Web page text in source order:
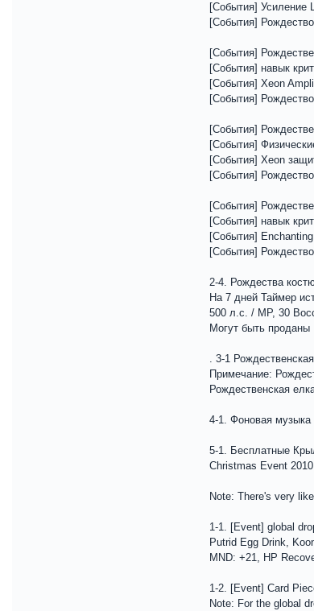
[События]
[События]
[События]
[События] навык
[События] Xeon
[События]
[События]
[События]
[События] Xeon
[События]
[События]
[События] навык
[События]
[События]
2-4. Рождества
На 7 дней Таймер
500 л.с. / MP, 30
Могут быть
. 3-1
Примечание:
Рождественская
4-1. Фоновая
5-1. Бесплатные
Christmas Event
Note: There's very
1-1. [Event] global
Putrid Egg Drink,
MND: +21, HP
1-2. [Event] Card
Note: For the global